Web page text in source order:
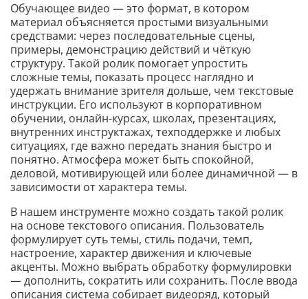
Обучающее видео — это формат, в котором
материал объясняется простыми визуальными
средствами: через последовательные сцены,
примеры, демонстрацию действий и чёткую
структуру. Такой ролик помогает упростить
сложные темы, показать процесс наглядно и
удержать внимание зрителя дольше, чем текстовые
инструкции. Его используют в корпоративном
обучении, онлайн-курсах, школах, презентациях,
внутренних инструктажах, техподдержке и любых
ситуациях, где важно передать знания быстро и
понятно. Атмосфера может быть спокойной,
деловой, мотивирующей или более динамичной — в
зависимости от характера темы.
В нашем инструменте можно создать такой ролик
на основе текстового описания. Пользователь
формулирует суть темы, стиль подачи, темп,
настроение, характер движения и ключевые
акценты. Можно выбрать обработку формулировки
— дополнить, сократить или сохранить. После ввода
описания система собирает видеоряд, который